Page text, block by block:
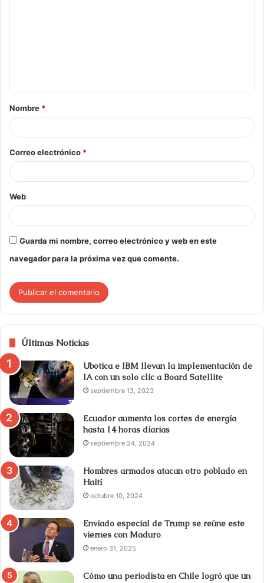
Nombre *
Correo electrónico *
Web
Guarda mi nombre, correo electrónico y web en este
navegador para la próxima vez que comente.
Últimas Noticias
Ubotica e IBM llevan la implementación de
IA con un solo clic a Board Satellite
septiembre 13, 2023
Ecuador aumenta los cortes de energía
hasta 14 horas diarias
septiembre 24, 2024
Hombres armados atacan otro poblado en
Haití
octubre 10, 2024
Enviado especial de Trump se reúne este
viernes con Maduro
enero 31, 2025
Cómo una periodista en Chile logró que un